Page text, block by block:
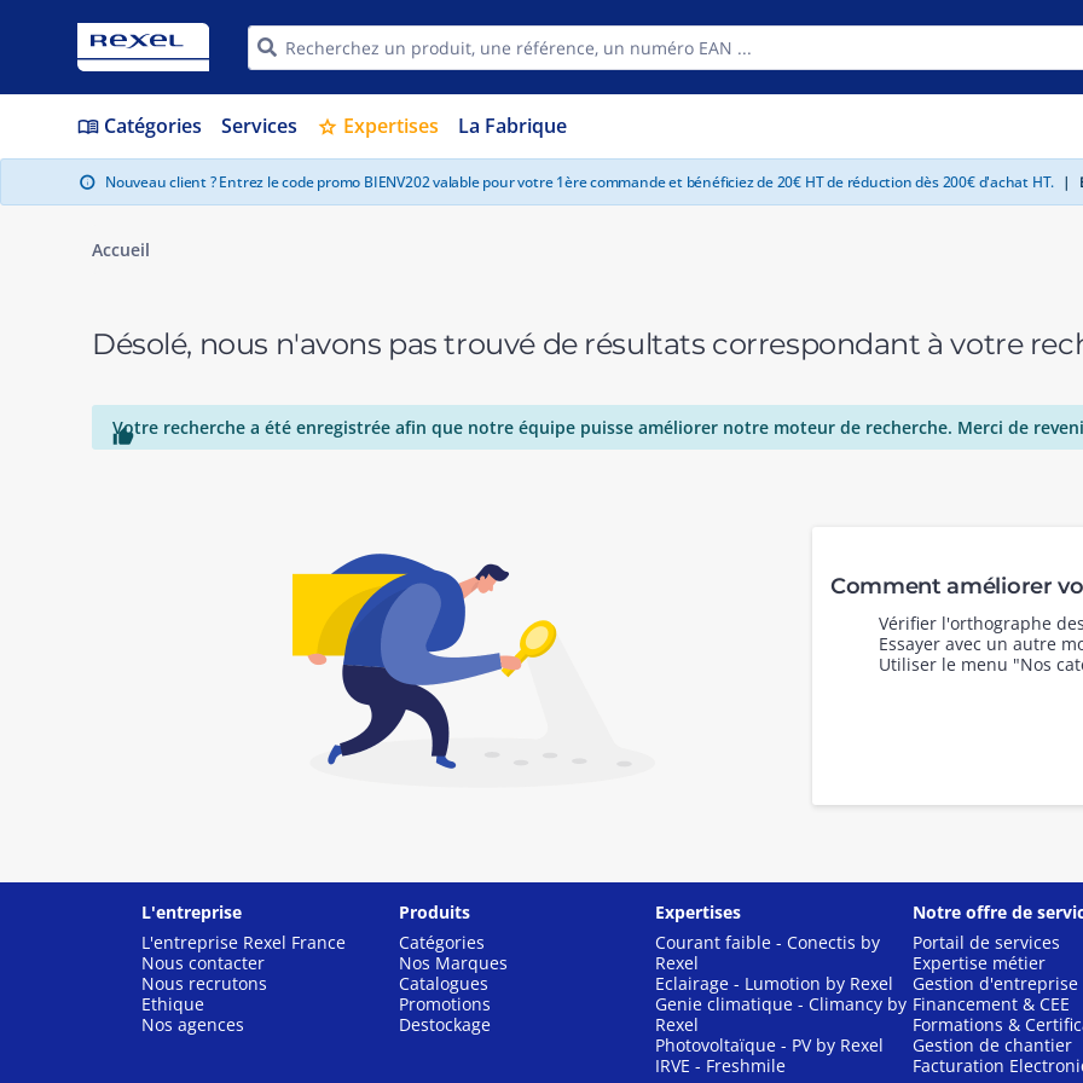
menu_book Catégories Services star Expertises La Fabrique
info Nouveau client ? Entrez le code promo BIENV202 valable pour votre 1ère commande et bénéficiez de 20€ HT de réduction dès 200€ d'achat HT. |
Accueil
Désolé, nous n'avons pas trouvé de résultats correspondant à votre

Votre recherche a été enregistrée afin que notre équipe puisse améliorer notre moteur de recherche. Merci de
Comment améliorer
Vérifier l'orthographe
Essayer avec un autre
Utiliser le menu "Nos
L'entreprise
L'entreprise Rexel France
Nous contacter
Nous recrutons
Ethique
Nos agences
Produits
Catégories
Nos Marques
Catalogues
Promotions
Destockage
Expertises
Courant faible - Conectis by
Rexel
Eclairage - Lumotion by Rexel
Genie climatique - Climancy by
Rexel
Photovoltaïque - PV by Rexel
IRVE - Freshmile
Notre offre de
Portail de services
Expertise métier
Gestion d'entreprise
Financement & CEE
Formations &
Gestion de chantier
Facturation